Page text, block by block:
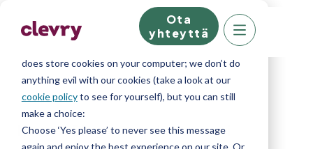
We know right? These cookie pop-ups can really
ruin your visit, so we’ll make this quick. This website
does store cookies on your computer; we don’t do
anything evil with our cookies (take a look at our
cookie policyto see for yourself), but you can still
make a choice:
Choose ‘Yes please’ to never see this message
again and enjoy the best experience on our site. Or
Ota
yhteyttä
Home»Blog»Suorahaku – uusi